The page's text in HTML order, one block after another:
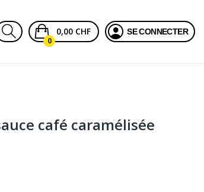
0,00 CHF
0
SE CONNECTER
café caramélisée